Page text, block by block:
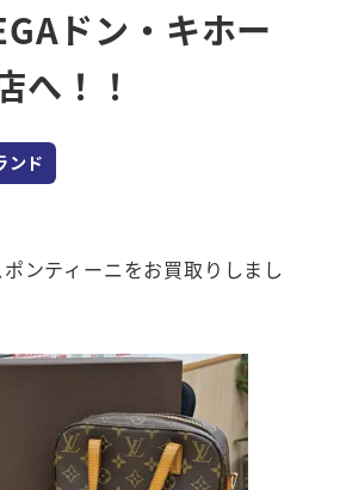
ドン・キホー
へ！！
ゴリー
ンド
ンティーニをお買取りしまし